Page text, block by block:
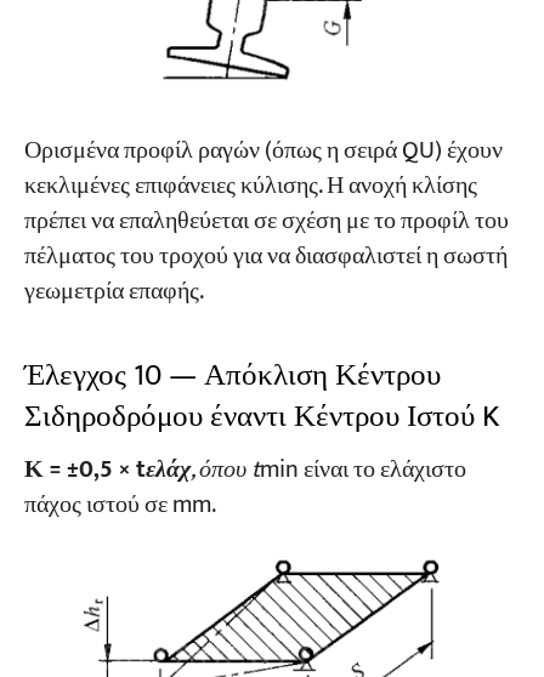
Ορισμένα προφίλ ραγών (όπως η σειρά QU) έχουν
κεκλιμένες επιφάνειες κύλισης. Η ανοχή κλίσης
πρέπει να επαληθεύεται σε σχέση με το προφίλ του
πέλματος του τροχού για να διασφαλιστεί η σωστή
γεωμετρία επαφής.
Έλεγχος 10 — Απόκλιση Κέντρου
Σιδηροδρόμου έναντι Κέντρου Ιστού K
Κ = ±0,5 × tελάχ, όπου tmin είναι το ελάχιστο
πάχος ιστού σε mm.